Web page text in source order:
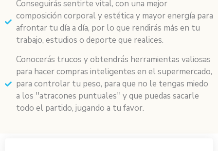
Conseguirás sentirte vital, con una mejor
composición corporal y estética y mayor energía para
afrontar tu día a día, por lo que rendirás más en tu
trabajo, estudios o deporte que realices.
Conocerás trucos y obtendrás herramientas valiosas
para hacer compras inteligentes en el supermercado,
para controlar tu peso, para que no le tengas miedo
a los ''atracones puntuales'' y que puedas sacarle
todo el partido, jugando a tu favor.